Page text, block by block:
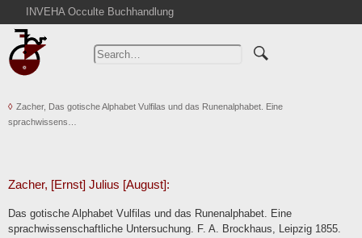
INVEHA Occulte Buchhandlung
Home
Advanced Search
Cart
Abbreviations
Contact
Terms
Zacher, Das gotische Alphabet Vulfilas und das Runenalphabet. Eine
sprachwissens…
Zacher, [Ernst] Julius [August]:
Das gotische Alphabet Vulfilas und das Runenalphabet. Eine
sprachwissenschaftliche Untersuchung. F. A. Brockhaus, Leipzig 1855.